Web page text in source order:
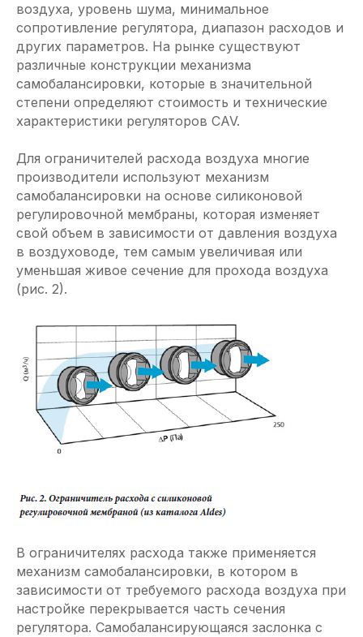
воздуха, уровень шума, минимальное
сопротивление регулятора, диапазон расходов и
других параметров. На рынке существуют
различные конструкции механизма
самобалансировки, которые в значительной
степени определяют стоимость и технические
характеристики регуляторов CAV.
Для ограничителей расхода воздуха многие
производители используют механизм
самобалансировки на основе силиконовой
регулировочной мембраны, которая изменяет
свой объем в зависимости от давления воздуха
в воздуховоде, тем самым увеличивая или
уменьшая живое сечение для прохода воздуха
(рис. 2).
В ограничителях расхода также применяется
механизм самобалансировки, в котором в
зависимости от требуемого расхода воздуха при
настройке перекрывается часть сечения
регулятора. Самобалансирующаяся заслонка с